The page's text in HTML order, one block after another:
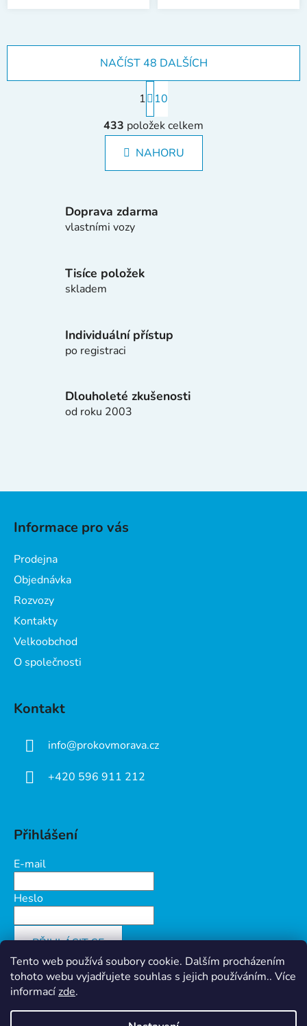
Tento web používá soubory cookie. Dalším procházením
tohoto webu vyjadřujete souhlas s jejich používáním.. Více
informacízde.
O
v
l
á
d
c
í
p
u
NAČÍST 48 DALŠÍCH
S
t
r
á
n
k
í
1
10
433 položek celkem
NAHORU
Doprava zdarma
vlastními vozy
Tisíce položek
skladem
Individuální přístup
po registraci
Dlouholeté zkušenosti
od roku 2003
Informace pro vás
Prodejna
Objednávka
Rozvozy
Kontakty
Velkoobchod
O společnosti
Kontakt
info@prokovmorava.cz
+420 596 911 212
Přihlášení
E-mail
Heslo
PŘIHLÁSIT SE
Nová registraceZapomenuté heslo